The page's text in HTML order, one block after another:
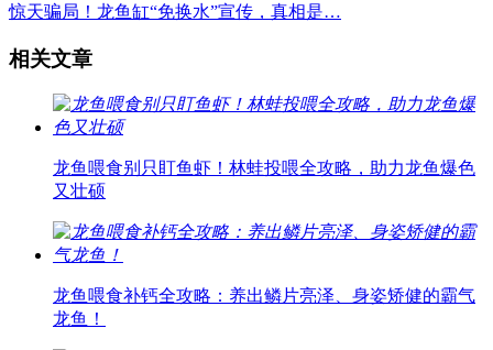
惊天骗局！龙鱼缸“免换水”宣传，真相是…
相关文章
龙鱼喂食别只盯鱼虾！林蛙投喂全攻略，助力龙鱼爆色
又壮硕
龙鱼喂食补钙全攻略：养出鳞片亮泽、身姿矫健的霸气
龙鱼！